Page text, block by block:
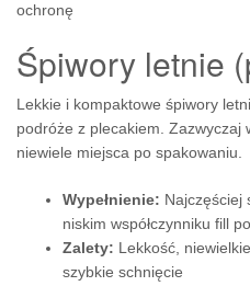
ochronę
Śpiwory letnie
Lekkie i kompaktowe śpiwory
podróże z plecakiem. Zazwyczaj
niewiele miejsca po spakowaniu.
Wypełnienie: Najczęściej
niskim współczynniku fill
Zalety: Lekkość,
szybkie schnięcie